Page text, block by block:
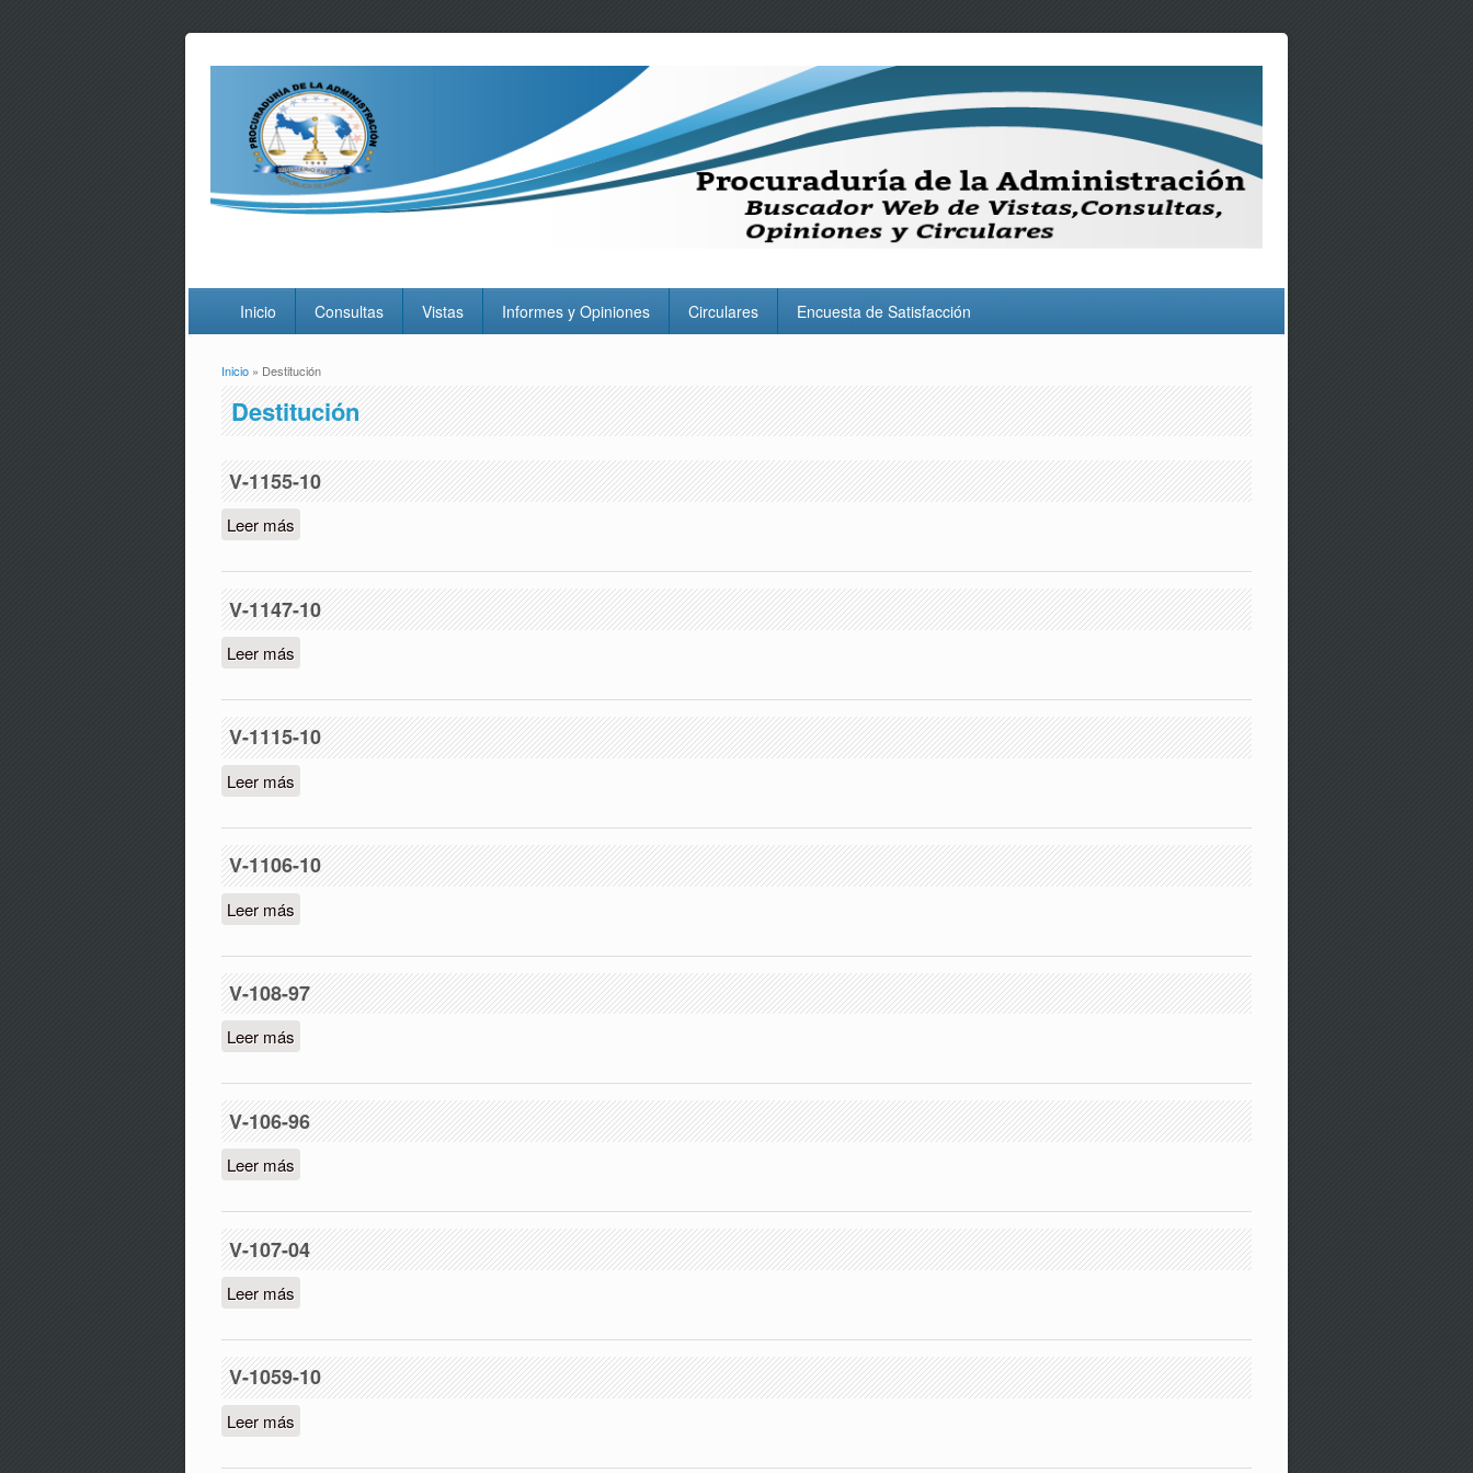
Inicio Consultas Vistas Informes y Opiniones Circulares Encuesta de Satisfacción
Usted está aquí
Inicio » Destitución
Destitución
V-1155-10
Leer más
V-1147-10
Leer más
V-1115-10
Leer más
V-1106-10
Leer más
V-108-97
Leer más
V-106-96
Leer más
V-107-04
Leer más
V-1059-10
Leer más